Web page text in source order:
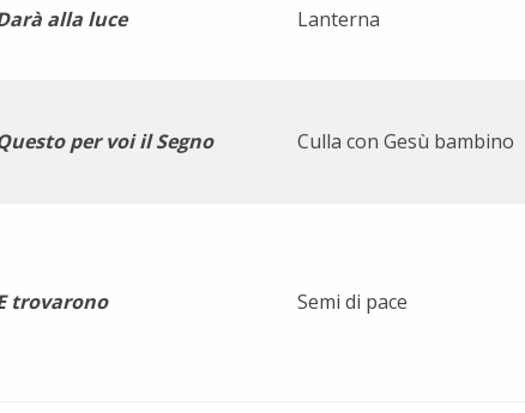
alla luce Lanterna
per voi il Segno Culla con Gesù bambino
trovarono Semi di pace